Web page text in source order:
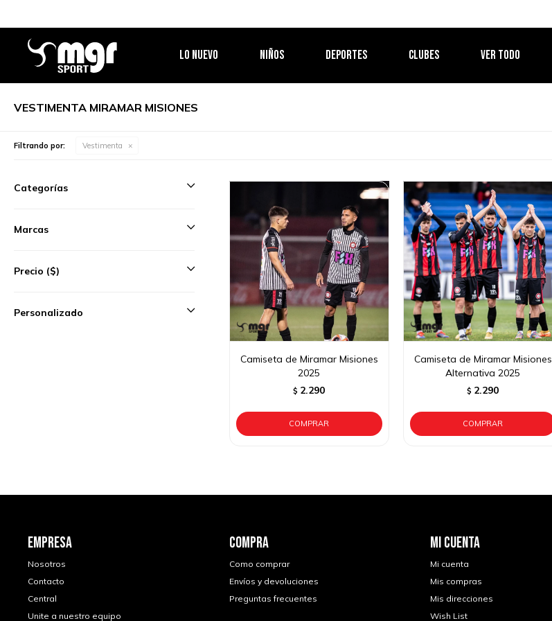
LO NUEVO NIÑOS DEPORTES CLUBES VER TODO
VESTIMENTA MIRAMAR MISIONES
Filtrando por: Vestimenta
Camiseta de Miramar Misiones
2025
$ 2.290
Camiseta de Miramar Misiones
Alternativa 2025
$ 2.290
Categorías
Marcas
Precio ($)
Personalizado
EMPRESA
Nosotros
Contacto
Central
Unite a nuestro equipo
COMPRA
Como comprar
Envíos y devoluciones
Preguntas frecuentes
MI CUENTA
Mi cuenta
Mis compras
Mis direcciones
Wish List